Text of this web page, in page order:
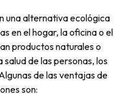
una alternativa ecológica
en el hogar, la oficina o el
productos naturales o
de las personas, los
de las ventajas de
son: